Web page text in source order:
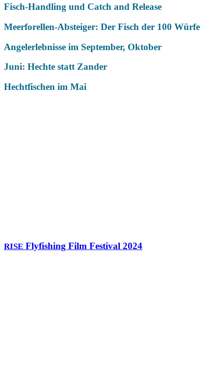
Fisch-Handling und Catch and Release
Meerforellen-Absteiger: Der Fisch der 100 Würfe
Angelerlebnisse im September, Oktober
Juni: Hechte statt Zander
Hechtfischen im Mai
RISE Flyfishing Film Festival 2024